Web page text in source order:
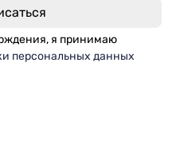
я принимаю
персональных данных